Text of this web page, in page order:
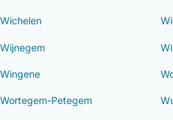
Wichelen
Wijnegem
Wingene
Wortegem-Petegem